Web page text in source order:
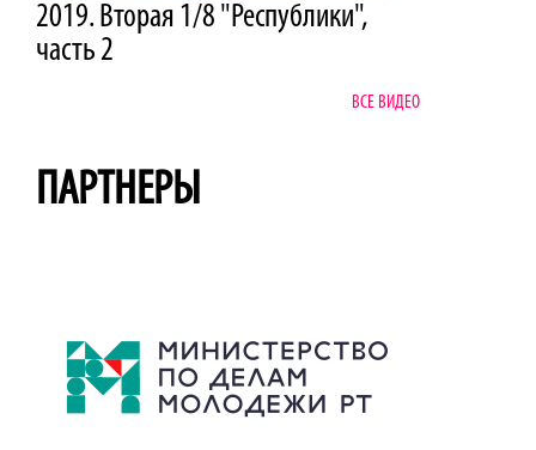
2019. Вторая 1/8 "Республики",
часть 2
ВСЕ ВИДЕО
ПАРТНЕРЫ